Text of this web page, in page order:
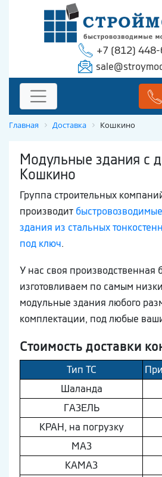
+7 (812)
Главная Доставка Кошкино
Модульные здания с
Кошкино
Группа строительных
производит
здания из стальных
под ключ.
У нас своя производственная
изготовливаем по самым
модульные здания любого
комплектации, под любые
Стоимость доставки
Тип ТС
Шaлaнда
ГAЗEЛЬ
КРАН, на погрузку
МAЗ
КAМAЗ